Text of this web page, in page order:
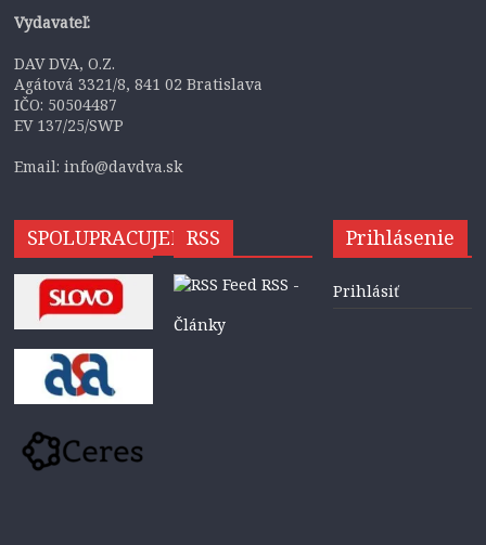
Vydavateľ:
DAV DVA, O.Z.
Agátová 3321/8, 841 02 Bratislava
IČO: 50504487
EV 137/25/SWP
Email: info@davdva.sk
SPOLUPRACUJEMERSS
RSS -
Články
Prihlásenie
Prihlásiť